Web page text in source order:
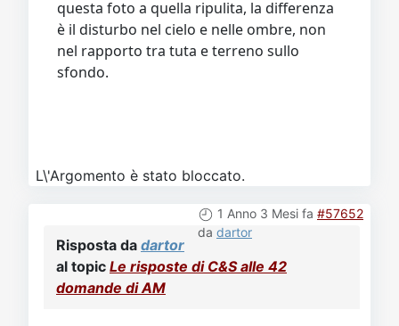
questa foto a quella ripulita, la differenza
è il disturbo nel cielo e nelle ombre, non
nel rapporto tra tuta e terreno sullo
sfondo.
L\'Argomento è stato bloccato.
1 Anno 3 Mesi fa #57652
da dartor
Risposta da dartor
al topic Le risposte di C&S alle 42
domande di AM